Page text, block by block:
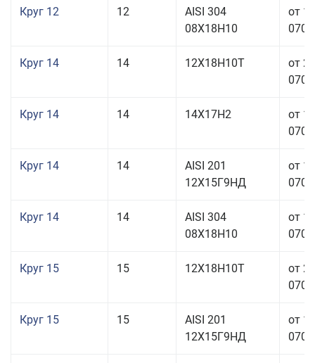
Круг 12 12
AISI 304
08Х18Н10
от
Круг 14 14 12Х18Н10Т
от
Круг 14 14 14Х17Н2
от
Круг 14 14
AISI 201
12Х15Г9НД
от
Круг 14 14
AISI 304
08Х18Н10
от
Круг 15 15 12Х18Н10Т
от
Круг 15 15
AISI 201
12Х15Г9НД
от